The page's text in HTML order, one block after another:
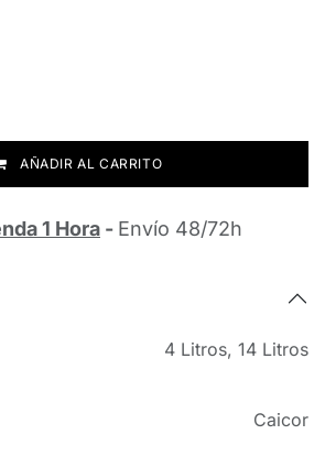
AÑADIR AL CARRITO
1 Hora - Envío 48/72h
4 Litros, 14 Litros
Caicor